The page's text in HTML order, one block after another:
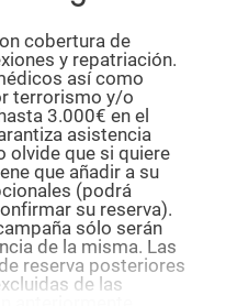
cobertura de
y repatriación.
así como
terrorismo y/o
3.000€ en el
asistencia
olvide que si quiere
que añadir a su
(podrá
su reserva).
sólo serán
de la misma. Las
reserva posteriores
de las